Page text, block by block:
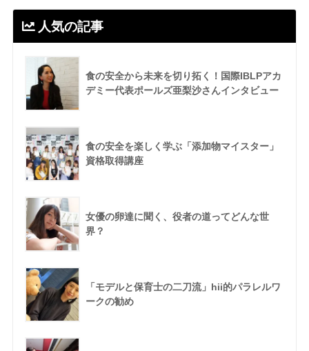
人気の記事
食の安全から未来を切り拓く！国際IBLPアカ
デミー代表ポールズ亜梨沙さんインタビュー
食の安全を楽しく学ぶ「添加物マイスター」
資格取得講座
女優の卵達に聞く、役者の道ってどんな世
界？
「モデルと保育士の二刀流」hii的パラレルワ
ークの勧め